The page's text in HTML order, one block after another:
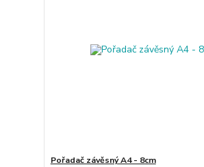
Pořadač závěsný A4 - 8cm